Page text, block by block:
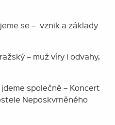
se – vznik a základy
– muž víry i odvahy,
společně – Koncert
Neposkvrněného